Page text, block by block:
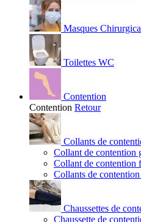
Masques
Toilettes WC
Contention
Contention Retour
Collants de
Collant de contention
Collant de contention
Collants de
Chaussettes de
Chaussette de